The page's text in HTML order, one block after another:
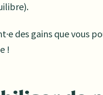
des gains que vous
!